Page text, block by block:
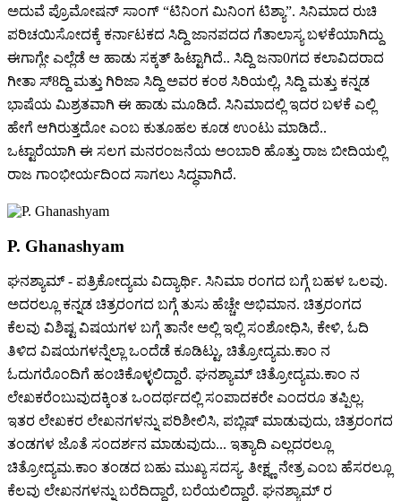
ಅದುವೆ ಪ್ರೊಮೋಷನ್ ಸಾಂಗ್ “ಟಿನಿಂಗ ಮಿನಿಂಗ ಟಿಶ್ಯಾ”. ಸಿನಿಮಾದ ರುಚಿ
ಪರಿಚಯಿಸೋದಕ್ಕೆ ಕರ್ನಾಟಕದ ಸಿದ್ದಿ ಜಾನಪದದ ಗೆತಾಲಾಸ್ಯ ಬಳಕೆಯಾಗಿದ್ದು
ಈಗಾಗ್ಲೇ ಎಲ್ಲೆಡೆ ಆ ಹಾಡು ಸಕ್ಕತ್ ಹಿಟ್ಟಾಗಿದೆ.. ಸಿದ್ದಿ ಜನಾ0ಗದ ಕಲಾವಿದರಾದ
ಗೀತಾ ಸ್8ದ್ದಿ ಮತ್ತು ಗಿರಿಜಾ ಸಿದ್ದಿ ಅವರ ಕಂಠ ಸಿರಿಯಲ್ಲಿ, ಸಿದ್ದಿ ಮತ್ತು ಕನ್ನಡ
ಭಾಷೆಯ ಮಿಶ್ರತವಾಗಿ ಈ ಹಾಡು ಮೂಡಿದೆ. ಸಿನಿಮಾದಲ್ಲಿ ಇದರ ಬಳಕೆ ಎಲ್ಲಿ
ಹೇಗೆ ಆಗಿರುತ್ತದೋ ಎಂಬ ಕುತೂಹಲ ಕೂಡ ಉಂಟು ಮಾಡಿದೆ..
ಒಟ್ಟಾರೆಯಾಗಿ ಈ ಸಲಗ ಮನರಂಜನೆಯ ಅಂಬಾರಿ ಹೊತ್ತು ರಾಜ ಬೀದಿಯಲ್ಲಿ
ರಾಜ ಗಾಂಭೀರ್ಯದಿಂದ ಸಾಗಲು ಸಿದ್ಧವಾಗಿದೆ.
P. Ghanashyam
ಘನಶ್ಯಾಮ್ - ಪತ್ರಿಕೋದ್ಯಮ ವಿದ್ಯಾರ್ಥಿ. ಸಿನಿಮಾ ರಂಗದ ಬಗ್ಗೆ ಬಹಳ ಒಲವು.
ಅದರಲ್ಲೂ ಕನ್ನಡ ಚಿತ್ರರಂಗದ ಬಗ್ಗೆ ತುಸು ಹೆಚ್ಚೇ ಅಭಿಮಾನ. ಚಿತ್ರರಂಗದ
ಕೆಲವು ವಿಶಿಷ್ಟ ವಿಷಯಗಳ ಬಗ್ಗೆ ತಾನೇ ಅಲ್ಲಿ ಇಲ್ಲಿ ಸಂಶೋಧಿಸಿ, ಕೇಳಿ, ಓದಿ
ತಿಳಿದ ವಿಷಯಗಳನ್ನೆಲ್ಲಾ ಒಂದೆಡೆ ಕೂಡಿಟ್ಟು, ಚಿತ್ರೋದ್ಯಮ.ಕಾಂ ನ
ಓದುಗರೊಂದಿಗೆ ಹಂಚಿಕೊಳ್ಳಲಿದ್ದಾರೆ. ಘನಶ್ಯಾಮ್ ಚಿತ್ರೋದ್ಯಮ.ಕಾಂ ನ
ಲೇಖಕರೆಂಬುವುದಕ್ಕಿಂತ ಒಂದರ್ಥದಲ್ಲಿ ಸಂಪಾದಕರೇ ಎಂದರೂ ತಪ್ಪಿಲ್ಲ.
ಇತರ ಲೇಖಕರ ಲೇಖನಗಳನ್ನು ಪರಿಶೀಲಿಸಿ, ಪಬ್ಲಿಷ್ ಮಾಡುವುದು, ಚಿತ್ರರಂಗದ
ತಂಡಗಳ ಜೊತೆ ಸಂದರ್ಶನ ಮಾಡುವುದು... ಇತ್ಯಾದಿ ಎಲ್ಲದರಲ್ಲೂ
ಚಿತ್ರೋದ್ಯಮ.ಕಾಂ ತಂಡದ ಬಹು ಮುಖ್ಯ ಸದಸ್ಯ. ತೀಕ್ಷ್ಣ ನೇತ್ರ ಎಂಬ ಹೆಸರಲ್ಲೂ
ಕೆಲವು ಲೇಖನಗಳನ್ನು ಬರೆದಿದ್ದಾರೆ, ಬರೆಯಲಿದ್ದಾರೆ. ಘನಶ್ಯಾಮ್ ರ